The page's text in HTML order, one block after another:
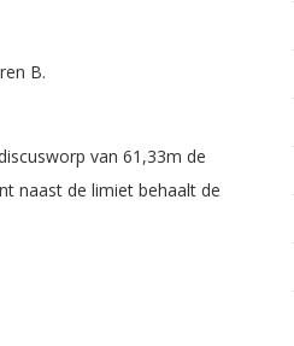
B.
van 61,33m de
naast de limiet behaalt de